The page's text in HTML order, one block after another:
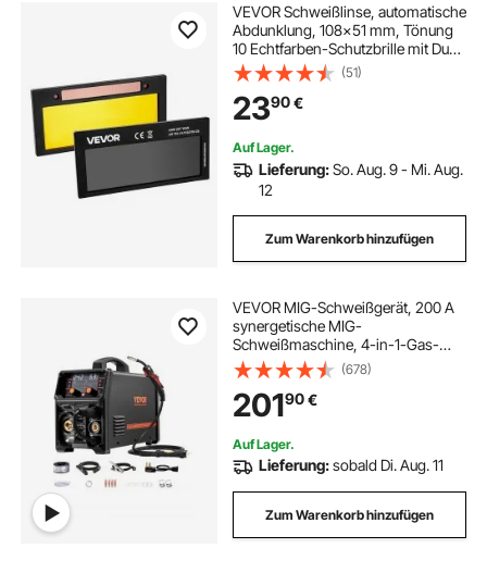
VEVOR Schweißlinse, automatische
Abdunklung, 108x51 mm, Tönung
10 Echtfarben-Schutzbrille mit Dual-
Lichtbogensensoren, kompatibel
mit den meisten Schweißhelmen für
WIG-, MIG-, MMA-, ARC-
Anwendungen
(51)
2390€
Auf Lager.
Lieferung:So. Aug. 9 - Mi. Aug.
12
Zum Warenkorb hinzufügen
VEVOR MIG-Schweißgerät, 200 A
synergetische MIG-
Schweißmaschine, 4-in-1-Gas-
MIG/Flux Core-MIG/Stick/Lift-TIG-
Mehrprozess-Welder mit IGBT-
Wechselrichtertechnologie und
LCD-Bildschirmanzeige
(678)
20190€
Auf Lager.
Lieferung:sobald Di. Aug. 11
Zum Warenkorb hinzufügen